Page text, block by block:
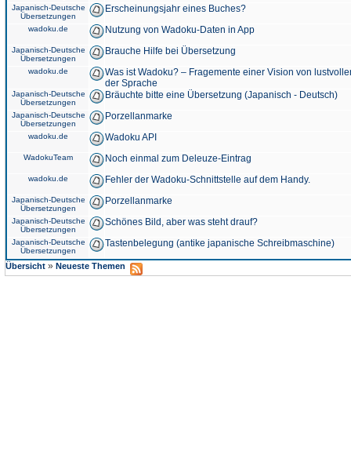
Japanisch-Deutsche
Übersetzungen
Erscheinungsjahr eines Buches?
wadoku.de Nutzung von Wadoku-Daten in App
Japanisch-Deutsche
Übersetzungen
Brauche Hilfe bei Übersetzung
wadoku.de
Was ist Wadoku? – Fragemente einer Vision von
der Sprache
Japanisch-Deutsche
Übersetzungen
Bräuchte bitte eine Übersetzung (Japanisch - Deutsch)
Japanisch-Deutsche
Übersetzungen
Porzellanmarke
wadoku.de Wadoku API
WadokuTeam Noch einmal zum Deleuze-Eintrag
wadoku.de Fehler der Wadoku-Schnittstelle auf dem Handy.
Japanisch-Deutsche
Übersetzungen
Porzellanmarke
Japanisch-Deutsche
Übersetzungen
Schönes Bild, aber was steht drauf?
Japanisch-Deutsche
Übersetzungen
Tastenbelegung (antike japanische Schreibmaschine)
Übersicht » Neueste Themen